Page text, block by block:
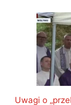
Uwagi o